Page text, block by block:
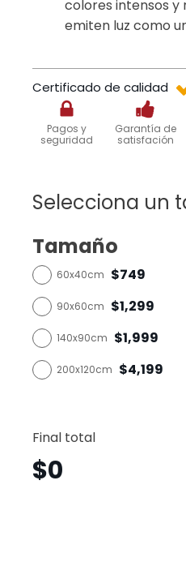
colores intensos y
emiten luz como
Certificado de calidad
Pagos y
seguridad
Garantía de
satisfación
Selecciona un
Tamaño
60x40cm $749
90x60cm $1,299
140x90cm $1,999
200x120cm $4,199
Final total
$0